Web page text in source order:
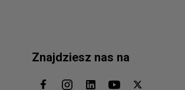
Znajdziesz nas na